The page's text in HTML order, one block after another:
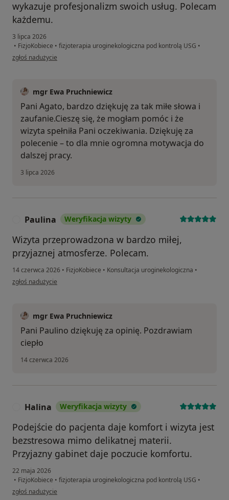
wykazuje profesjonalizm swoich usług. Polecam
każdemu.
3 lipca 2026
• FizjoKobiece • fizjoterapia uroginekologiczna pod kontrolą USG •
w opinii użytkownika Agata
zgłoś nadużycie
mgr Ewa Pruchniewicz
Pani Agato, bardzo dziękuję za tak miłe słowa i
zaufanie.Cieszę się, że mogłam pomóc i że
wizyta spełniła Pani oczekiwania. Dziękuję za
polecenie – to dla mnie ogromna motywacja do
dalszej pracy.
3 lipca 2026
Paulina Weryfikacja wizyty
Wizyta przeprowadzona w bardzo miłej,
przyjaznej atmosferze. Polecam.
14 czerwca 2026 • FizjoKobiece • Konsultacja uroginekologiczna •
w opinii użytkownika Paulina
zgłoś nadużycie
mgr Ewa Pruchniewicz
Pani Paulino dziękuję za opinię. Pozdrawiam
ciepło
14 czerwca 2026
Halina Weryfikacja wizyty
Podejście do pacjenta daje komfort i wizyta jest
bezstresowa mimo delikatnej materii.
Przyjazny gabinet daje poczucie komfortu.
22 maja 2026
• FizjoKobiece • fizjoterapia uroginekologiczna pod kontrolą USG •
w opinii użytkownika Halina
zgłoś nadużycie